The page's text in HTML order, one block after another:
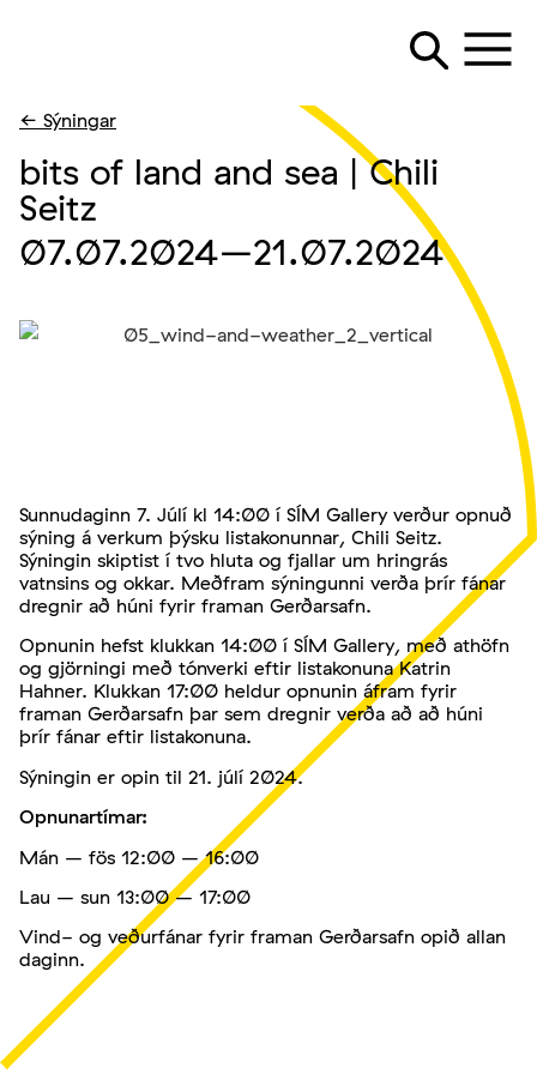
← Sýningar
bits of land and sea | Chili
Seitz
07.07.2024–21.07.2024
Sunnudaginn 7. Júlí kl 14:00 í SÍM Gallery verður opnuð
sýning á verkum þýsku listakonunnar, Chili Seitz.
Sýningin skiptist í tvo hluta og fjallar um hringrás
vatnsins og okkar. Meðfram sýningunni verða þrír fánar
dregnir að húni fyrir framan Gerðarsafn.
Opnunin hefst klukkan 14:00 í SÍM Gallery, með athöfn
og gjörningi með tónverki eftir listakonuna Katrin
Hahner. Klukkan 17:00 heldur opnunin áfram fyrir
framan Gerðarsafn þar sem dregnir verða að að húni
þrír fánar eftir listakonuna.
Sýningin er opin til 21. júlí 2024.
Opnunartímar:
Mán – fös 12:00 – 16:00
Lau – sun 13:00 – 17:00
Vind- og veðurfánar fyrir framan Gerðarsafn opið allan
daginn.